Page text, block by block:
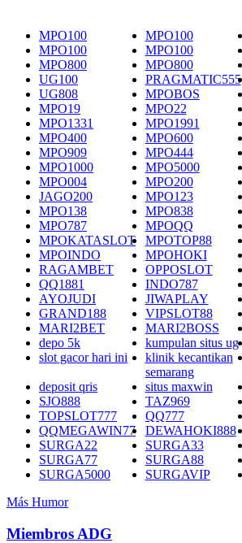
MPO100 MPO100
MPO100
MPO100
MPO800
MPO800
UG100
PRAGMATIC555
UG808
MPOBOS
MPO19
MPO22
MPO1331
MPO1991
MPO400
MPO600
MPO909
MPO444
MPO1000
MPO5000
MPO004
MPO200
JAGO200
MPO123
MPO138
MPO838
MPO787
MPOQQ
MPOKATASLOT
MPOTOP88
MPOINDO
MPOHOKI
RAGAMBET
OPPOSLOT
QQ1881
INDO787
AYOJUDI
JIWAPLAY
GRAND188
VIPSLOT88
MARI2BET
MARI2BOSS
depo 5k
kumpulan situs ug
slot gacor hari ini
klinik kecantikan
semarang
deposit qris
situs maxwin
SJO888
TAZ969
TOPSLOT777
QQ777
QQMEGAWIN77
DEWAHOKI888
SURGA22
SURGA33
SURGA77
SURGA88
SURGA5000
SURGAVIP
Más Humor
Miembros ADG